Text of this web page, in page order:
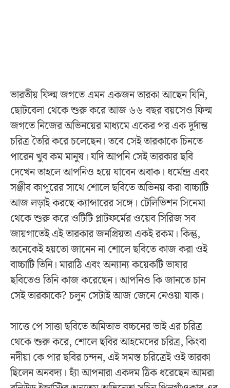
ভারতীয় ফিল্ম জগতে এমন একজন তারকা আছেন যিনি,
ছোটবেলা থেকে শুরু করে আজ ৬৬ বছর বয়সেও ফিল্ম
জগতে নিজের অভিনয়ের মাধ্যমে একের পর এক দুর্দান্ত
চরিত্র তৈরি করে চলেছেন। তবে সেই তারকাকে চিনতে
পারেন খুব কম মানুষ। যদি আপনি সেই তারকার ছবি
দেখেন তাহলে আপনিও হয়ে যাবেন অবাক। ধর্মেন্দ্র এবং
সঞ্জীব কাপুরের সাথে শোলে ছবিতে অভিনয় করা বাচ্চাটি
আজ লড়াই করছে ক্যান্সারের সঙ্গে। টেলিভিশন সিনেমা
থেকে শুরু করে ওটিটি প্লাটফর্মের ওয়েব সিরিজ সব
জায়গাতেই এই তারকার জনপ্রিয়তা একই রকম। কিন্তু,
অনেকেই হয়তো জানেন না শোলে ছবিতে কাজ করা ওই
বাচ্চাটি তিনি। মারাঠি এবং অন্যান্য কয়েকটি ভাষার
ছবিতেও তিনি কাজ করেছেন। আপনিও কি জানতে চান
সেই তারকাকে? চলুন সেটাই আজ জেনে নেওয়া যাক।
সাত্তে পে সাত্তা ছবিতে অমিতাভ বচ্চনের ভাই এর চরিত্র
থেকে শুরু করে, শোলে ছবির আহমেদের চরিত্র, কিংবা
নদীয়া কে পার ছবির চন্দন, এই সমস্ত চরিত্রেই ওই তারকা
ছিলেন অনবদ্য। হ্যাঁ আপনারা একদম ঠিক ধরেছেন আমরা